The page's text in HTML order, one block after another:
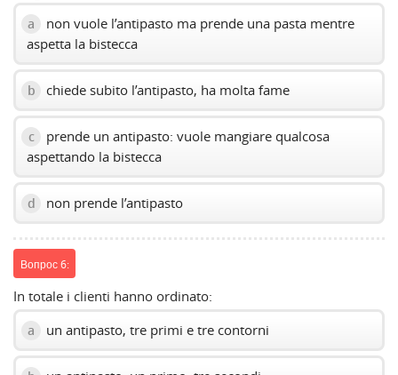
a
non vuole l’antipasto ma prende una pasta mentre
aspetta la bistecca
b chiede subito l’antipasto, ha molta fame
c
prende un antipasto: vuole mangiare qualcosa
aspettando la bistecca
d non prende l’antipasto
Вопрос 6:
In totale i clienti hanno ordinato:
a un antipasto, tre primi e tre contorni